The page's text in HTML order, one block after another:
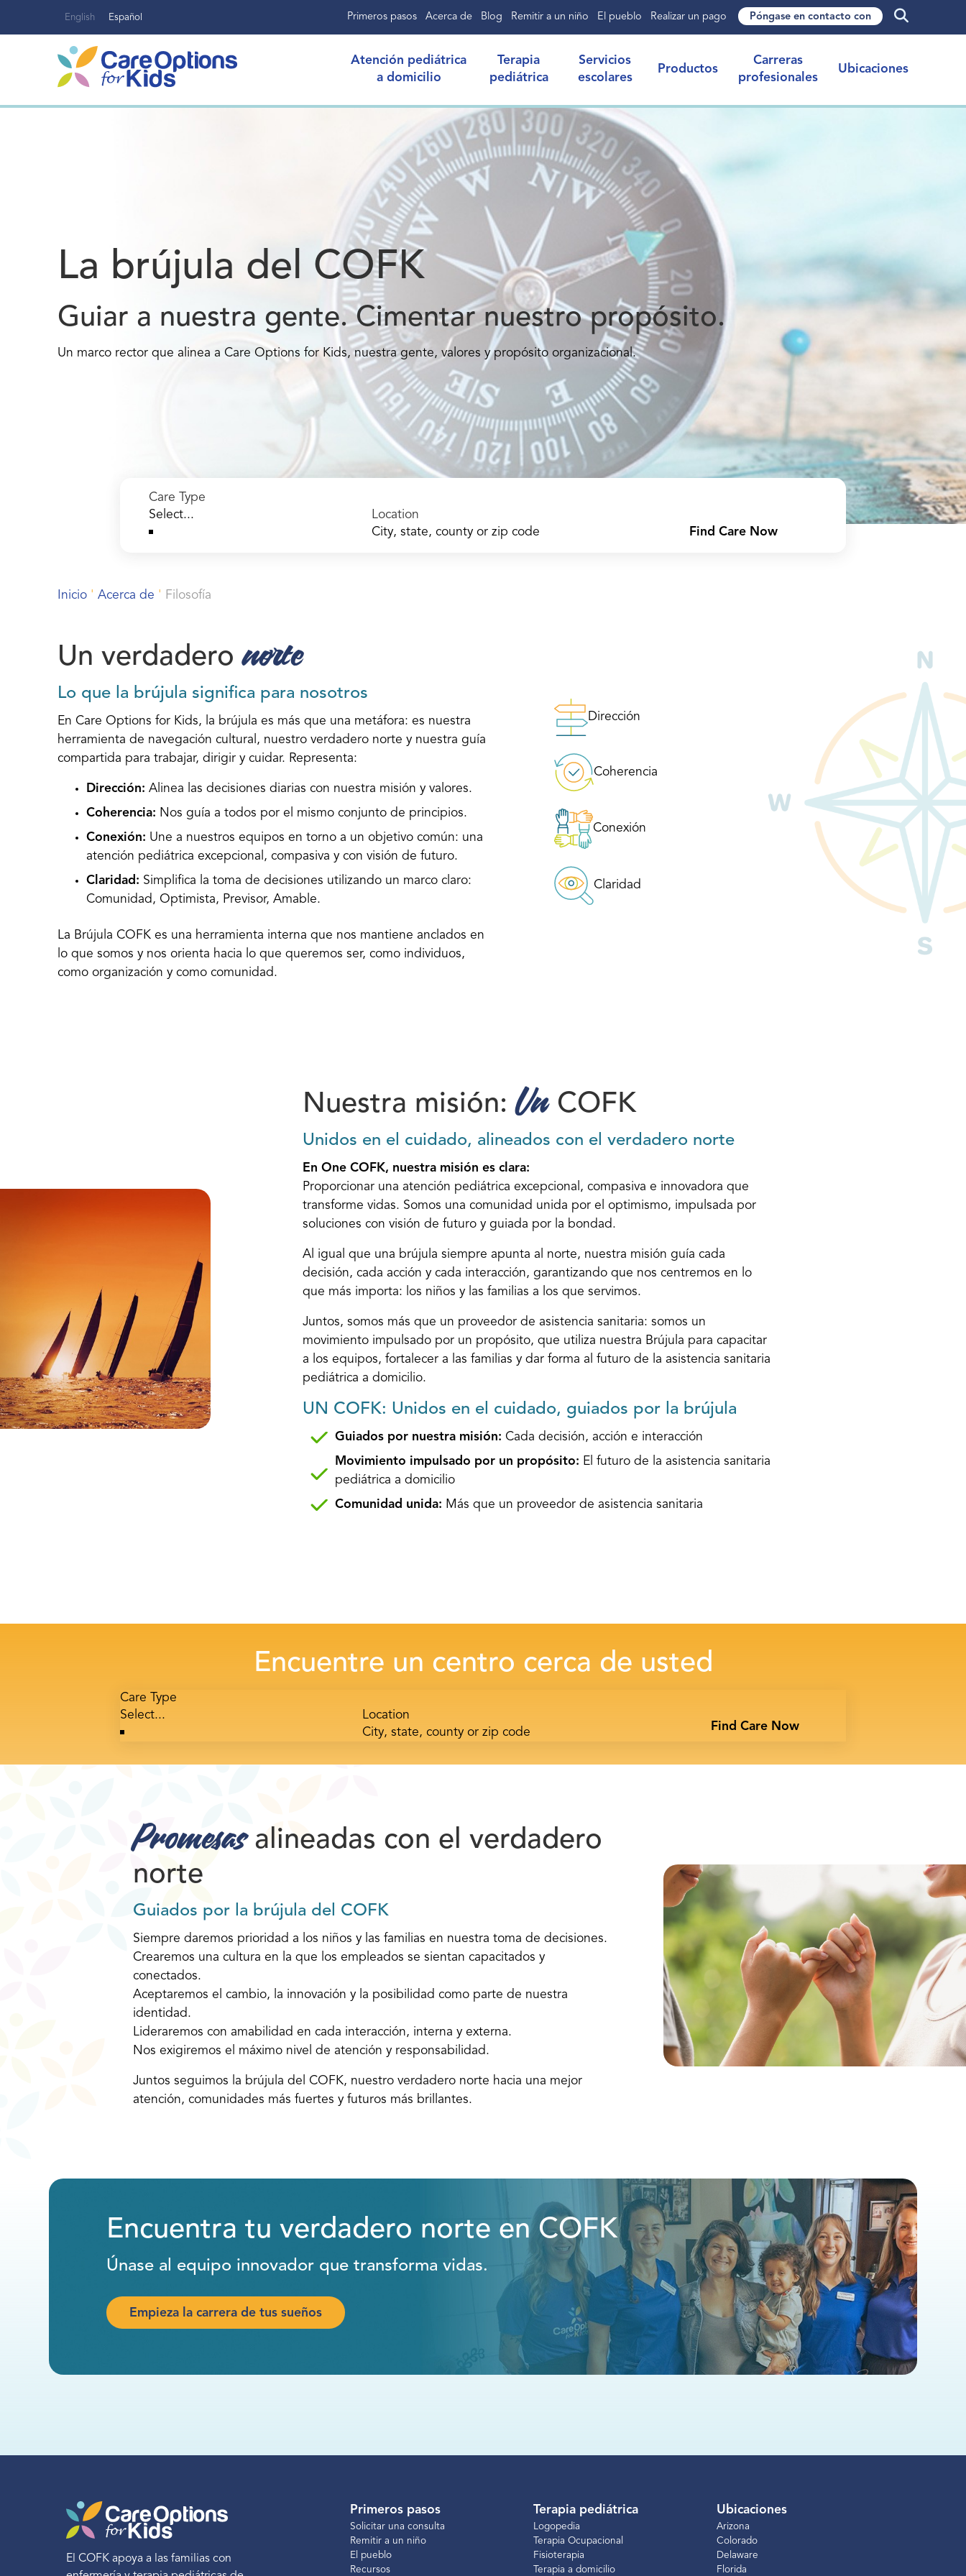
English Español Primeros pasos Acerca de Blog Remitir a un niño El pueblo Realizar un pago Póngase en contacto con
Atención pediátrica
a domicilio
Terapia
pediátrica
Servicios
escolares
Productos
Carreras
profesionales
Ubicaciones
La brújula del COFK
Guiar a nuestra gente. Cimentar nuestro propósito.
Un marco rector que alinea a Care Options for Kids, nuestra gente, valores y propósito organizacional.
Care Type
Location
Find Care Now
Inicio ' Acerca de ' Filosofía
Un verdaderonorte
Lo que la brújula significa para nosotros
En Care Options for Kids, la brújula es más que una metáfora: es nuestra
herramienta de navegación cultural, nuestro verdadero norte y nuestra guía
compartida para trabajar, dirigir y cuidar. Representa:
Dirección: Alinea las decisiones diarias con nuestra misión y valores.
Coherencia: Nos guía a todos por el mismo conjunto de principios.
Conexión: Une a nuestros equipos en torno a un objetivo común: una
atención pediátrica excepcional, compasiva y con visión de futuro.
Claridad: Simplifica la toma de decisiones utilizando un marco claro:
Comunidad, Optimista, Previsor, Amable.
La Brújula COFK es una herramienta interna que nos mantiene anclados en
lo que somos y nos orienta hacia lo que queremos ser, como individuos,
como organización y como comunidad.
Dirección
Coherencia
Conexión
Claridad
Nuestra misión:UnCOFK
Unidos en el cuidado, alineados con el verdadero norte
En One COFK, nuestra misión es clara:
Proporcionar una atención pediátrica excepcional, compasiva e innovadora que
transforme vidas. Somos una comunidad unida por el optimismo, impulsada por
soluciones con visión de futuro y guiada por la bondad.
Al igual que una brújula siempre apunta al norte, nuestra misión guía cada
decisión, cada acción y cada interacción, garantizando que nos centremos en lo
que más importa: los niños y las familias a los que servimos.
Juntos, somos más que un proveedor de asistencia sanitaria: somos un
movimiento impulsado por un propósito, que utiliza nuestra Brújula para capacitar
a los equipos, fortalecer a las familias y dar forma al futuro de la asistencia sanitaria
pediátrica a domicilio.
UN COFK: Unidos en el cuidado, guiados por la brújula
Guiados por nuestra misión: Cada decisión, acción e interacción
Movimiento impulsado por un propósito: El futuro de la asistencia sanitaria
pediátrica a domicilio
Comunidad unida: Más que un proveedor de asistencia sanitaria
Encuentre un centro cerca de usted
Care Type
Location
Find Care Now
Promesasalineadas con el verdadero
norte
Guiados por la brújula del COFK
Siempre daremos prioridad a los niños y las familias en nuestra toma de decisiones.
Crearemos una cultura en la que los empleados se sientan capacitados y
conectados.
Aceptaremos el cambio, la innovación y la posibilidad como parte de nuestra
identidad.
Lideraremos con amabilidad en cada interacción, interna y externa.
Nos exigiremos el máximo nivel de atención y responsabilidad.
Juntos seguimos la brújula del COFK, nuestro verdadero norte hacia una mejor
atención, comunidades más fuertes y futuros más brillantes.
Encuentra tu verdadero norte en COFK
Únase al equipo innovador que transforma vidas.
Empieza la carrera de tus sueños
El COFK apoya a las familias con
Primeros pasos
Solicitar una consulta
Remitir a un niño
El pueblo
Recursos
Terapia pediátrica
Logopedia
Terapia Ocupacional
Fisioterapia
Terapia a domicilio
Ubicaciones
Arizona
Colorado
Delaware
Florida